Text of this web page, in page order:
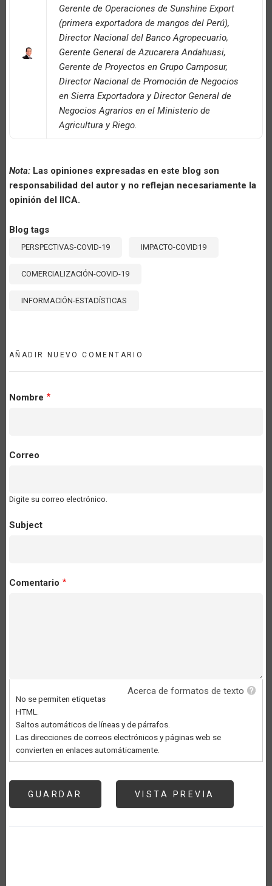
Gerente de Operaciones de Sunshine Export
(primera exportadora de mangos del Perú),
Director Nacional del Banco Agropecuario,
Gerente General de Azucarera Andahuasi,
Gerente de Proyectos en Grupo Camposur,
Director Nacional de Promoción de Negocios
en Sierra Exportadora y Director General de
Negocios Agrarios en el Ministerio de
Agricultura y Riego.
Nota: Las opiniones expresadas en este blog son
responsabilidad del autor y no reflejan necesariamente la
opinión del IICA.
Blog tags
PERSPECTIVAS-COVID-19 IMPACTO-COVID19
COMERCIALIZACIÓN-COVID-19
INFORMACIÓN-ESTADÍSTICAS
AÑADIR NUEVO COMENTARIO
Nombre
Correo
Digite su correo electrónico.
Subject
Comentario
Acerca de formatos de texto
No se permiten etiquetas
HTML.
Saltos automáticos de líneas y de párrafos.
Las direcciones de correos electrónicos y páginas web se
convierten en enlaces automáticamente.